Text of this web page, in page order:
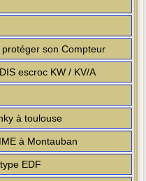
son Compteur
escroc KW / KV/A
à toulouse
à Montauban
EDF